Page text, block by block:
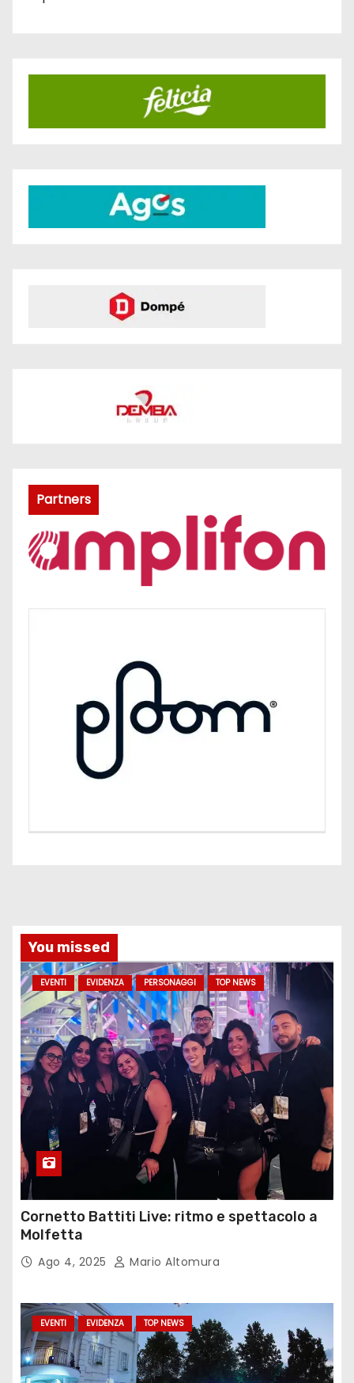
Partners
You missed
EVENTI EVIDENZA PERSONAGGI TOP NEWS
Cornetto Battiti Live: ritmo e spettacolo a
Molfetta
Ago 4, 2025 Mario Altomura
EVENTI EVIDENZA TOP NEWS